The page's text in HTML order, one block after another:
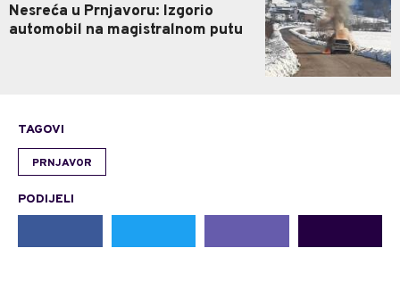
Nesreća u Prnjavoru: Izgorio
automobil na magistralnom putu
TAGOVI
PRNJAVOR
PODIJELI